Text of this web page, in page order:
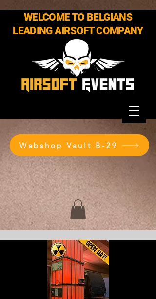
WELCOME TO BELGIANS
LEADING AIRSOFT COMPANY
Webshop Vault B-29